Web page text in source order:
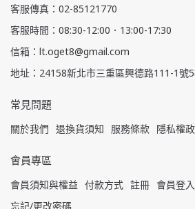
客服傳真：02-85121770
客服時間：08:30-12:00．13:00-17:30
信箱：lt.oget8@gmail.com
地址：24158新北市三重區興德路111-1號
常見問題
關於我們 退換貨須知 服務條款 隱私權
會員專區
會員須知與權益 付款方式 註冊 會員登入
忘記/更改密碼